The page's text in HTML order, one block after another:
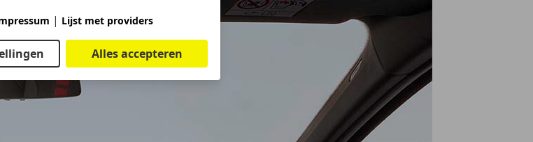
| Lijst met providers
Alles accepteren